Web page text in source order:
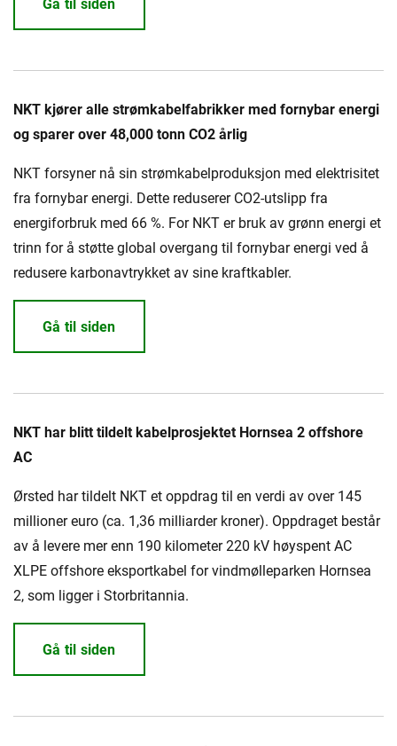
Gå til siden
NKT kjører alle strømkabelfabrikker med fornybar energi
og sparer over 48,000 tonn CO2 årlig
NKT forsyner nå sin strømkabelproduksjon med elektrisitet
fra fornybar energi. Dette reduserer CO2-utslipp fra
energiforbruk med 66 %. For NKT er bruk av grønn energi et
trinn for å støtte global overgang til fornybar energi ved å
redusere karbonavtrykket av sine kraftkabler.
Gå til siden
NKT har blitt tildelt kabelprosjektet Hornsea 2 offshore
AC
Ørsted har tildelt NKT et oppdrag til en verdi av over 145
millioner euro (ca. 1,36 milliarder kroner). Oppdraget består
av å levere mer enn 190 kilometer 220 kV høyspent AC
XLPE offshore eksportkabel for vindmølleparken Hornsea
2, som ligger i Storbritannia.
Gå til siden